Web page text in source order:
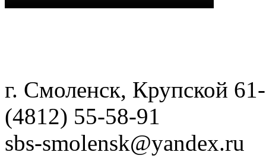
г. Смоленск, Крупской
(4812) 55-58-91
sbs-smolensk@yandex.ru